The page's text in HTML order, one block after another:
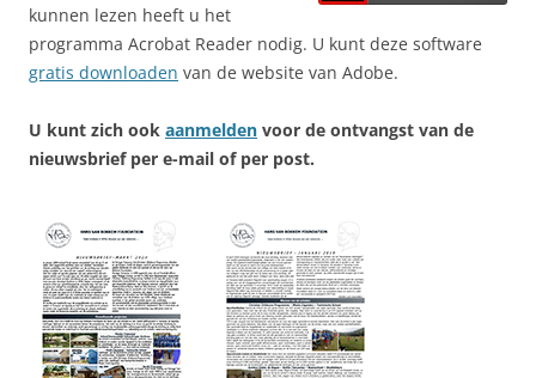
kunnen lezen heeft u het
programma Acrobat Reader nodig. U kunt deze software
gratis downloaden van de website van Adobe.
U kunt zich ook aanmelden voor de ontvangst van de
nieuwsbrief per e-mail of per post.